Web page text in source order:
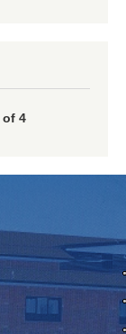
of 4